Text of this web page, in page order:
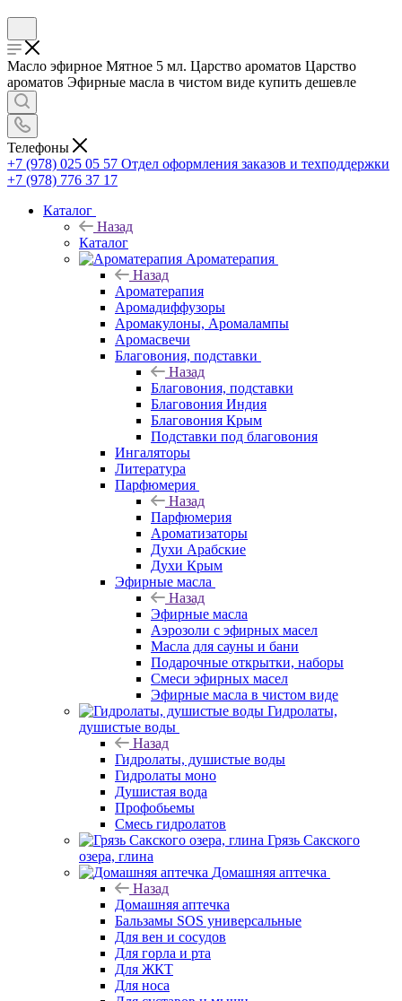
Масло эфирное Мятное 5 мл. Царство ароматов Царство
ароматов Эфирные масла в чистом виде купить дешевле
Телефоны
+7 (978) 025 05 57 Отдел оформления заказов и техподдержки
+7 (978) 776 37 17
Каталог
Назад
Каталог
Ароматерапия
Назад
Ароматерапия
Аромадиффузоры
Аромакулоны, Аромалампы
Аромасвечи
Благовония, подставки
Назад
Благовония, подставки
Благовония Индия
Благовония Крым
Подставки под благовония
Ингаляторы
Литература
Парфюмерия
Назад
Парфюмерия
Ароматизаторы
Духи Арабские
Духи Крым
Эфирные масла
Назад
Эфирные масла
Аэрозоли с эфирных масел
Масла для сауны и бани
Подарочные открытки, наборы
Смеси эфирных масел
Эфирные масла в чистом виде
Гидролаты,
душистые воды
Назад
Гидролаты, душистые воды
Гидролаты моно
Душистая вода
Профобьемы
Смесь гидролатов
Грязь Сакского
озера, глина
Домашняя аптечка
Назад
Домашняя аптечка
Бальзамы SOS универсальные
Для вен и сосудов
Для горла и рта
Для ЖКТ
Для носа